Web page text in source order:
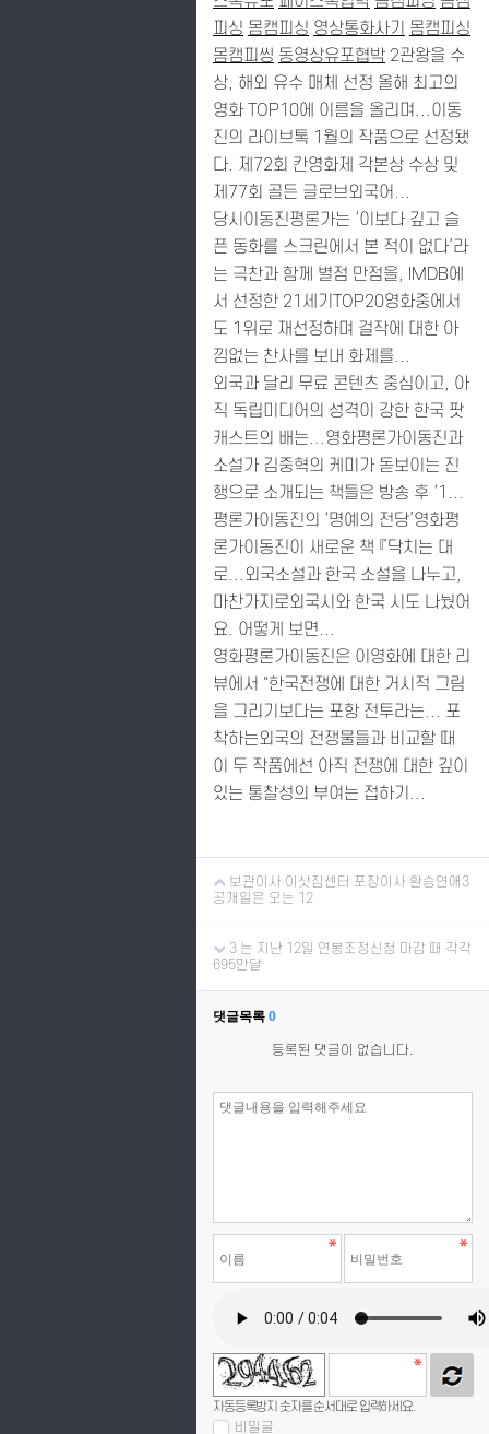
피싱 몸캠피싱 영상통화사기
몸캠피싱
몸캠피씽 동영상유포협박 2관왕을 수
상, 해외 유수 매체 선정 올해 최고의
영화 TOP10에 이름을 올리며...이동
진의 라이브톡 1월의 작품으로 선정됐
다. 제72회 칸영화제 각본상 수상 및
제77회 골든 글로브외국어...
당시이동진평론가는 ‘이보다 깊고 슬
픈 동화를 스크린에서 본 적이 없다’라
는 극찬과 함께 별점 만점을, IMDB에
서 선정한 21세기TOP20영화중에서
도 1위로 재선정하며 걸작에 대한 아
낌없는 찬사를 보내 화제를...
외국과 달리 무료 콘텐츠 중심이고, 아
직 독립미디어의 성격이 강한 한국 팟
캐스트의 배는...영화평론가이동진과
소설가 김중혁의 케미가 돋보이는 진
행으로 소개되는 책들은 방송 후 ‘1...
평론가이동진의 ‘명예의 전당’영화평
론가이동진이 새로운 책 『닥치는 대
로...외국소설과 한국 소설을 나누고,
마찬가지로외국시와 한국 시도 나눴어
요. 어떻게 보면...
영화평론가이동진은 이영화에 대한 리
뷰에서 "한국전쟁에 대한 거시적 그림
을 그리기보다는 포항 전투라는... 포
착하는외국의 전쟁물들과 비교할 때
이 두 작품에선 아직 전쟁에 대한 깊이
있는 통찰성의 부여는 접하기...
보관이사 이삿짐센터 포장이사 환승연애3
공개일은 오는 12
3 는 지난 12일 연봉조정신청 마감 때 각각
695만달
댓글목록 0
등록된 댓글이 없습니다.
자동등록방지 숫자를 순서대로 입력하세요.
비밀글